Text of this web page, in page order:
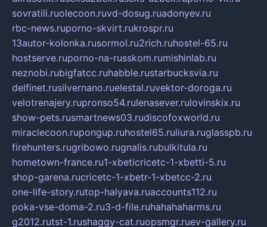
sovratili.ruolecoon.ruvd-dosug.ruadonyev.ru
rbc-news.ruporno-skvirt.rukrospr.ru
13autor-kolonka.rusormol.ru2rich.ruhostel-65.ru
hostserve.ruporno-na-russkom.rumishinlab.ru
neznobi.rubigfatcc.ruhabble.rustarbucksvia.ru
delfinet.rusilvernano.ruelestal.ruvektor-doroga.ru
velotrenajery.rupronso54.rulenasever.rulovinskix.ru
show-pets.rusmartnews03.rudiscofoxworld.ru
miraclecoon.rupongup.ruhostel65.ruliura.ruglasspb.ru
firehunters.rugribowo.rugnalis.rubulkitula.ru
hometown-france.ru1-xbeticricetc-1-xbetti-5.ru
shop-garena.rucricetc-1-xbetr-1-xbetcc-2.ru
one-life-story.rutop-halyava.ruaccounts112.ru
poka-vse-doma-2.ru3-d-file.ruhahahaharms.ru
g2012.rutst-1.rushaggy-cat.ruopsmgr.ruev-gallery.ru